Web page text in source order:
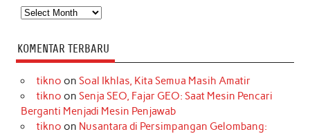
Arsip
KOMENTAR TERBARU
tikno on Soal Ikhlas, Kita Semua Masih Amatir
tikno on Senja SEO, Fajar GEO: Saat Mesin Pencari
Berganti Menjadi Mesin Penjawab
tikno on Nusantara di Persimpangan Gelombang: